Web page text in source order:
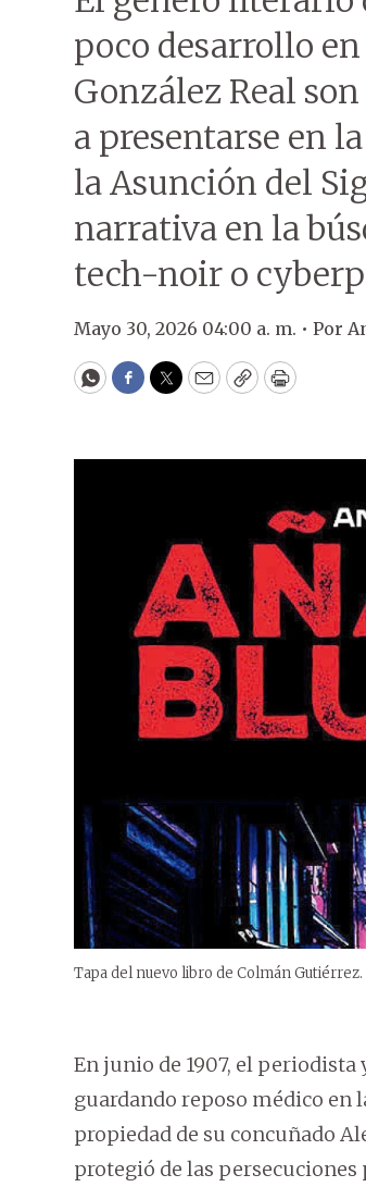
poco desarrollo
González Real
a presentarse en
la Asunción del
narrativa en la
tech-noir o
Mayo 30, 2026 04:00 a. m. • Por
WhatsApp
Facebook
Twitter
EmailCopyPrint
Tapa del nuevo libro de Colmán Gutiérrez.
En junio de 1907, el
guardando reposo médico en
propiedad de su concuñado
protegió de las